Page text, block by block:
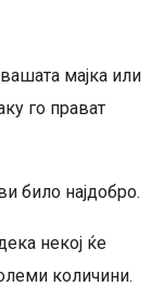
мајка или
го прават
било најдобро.
некој ќе
количини.